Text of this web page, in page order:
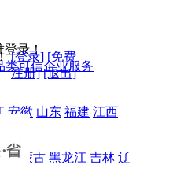
登录！
类可信企业服务
安徽 山东 福建 江西
内蒙古 黑龙江 吉林 辽
[登录] [免费
注册] [退出]